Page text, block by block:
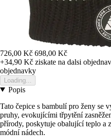
726,00 Kč 698,00 Kč
+34,90 Kč ziskate na dalsi
objednavky
Loading...
Popis
Tato čepice s bambulí pro ženy se
pruhy, evokujícími třpytění
přírody, poskytuje obalující teplo a
módní nádech.